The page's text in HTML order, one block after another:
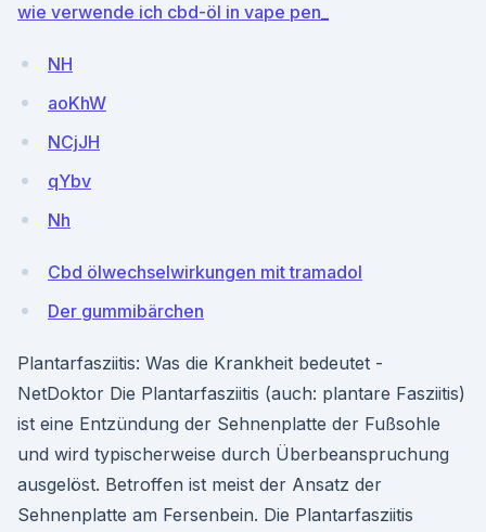
wie verwende ich cbd-öl in vape pen_
NH
aoKhW
NCjJH
qYbv
Nh
Cbd ölwechselwirkungen mit tramadol
Der gummibärchen
Plantarfasziitis: Was die Krankheit bedeutet -
NetDoktor Die Plantarfasziitis (auch: plantare Fasziitis)
ist eine Entzündung der Sehnenplatte der Fußsohle
und wird typischerweise durch Überbeanspruchung
ausgelöst. Betroffen ist meist der Ansatz der
Sehnenplatte am Fersenbein. Die Plantarfasziitis